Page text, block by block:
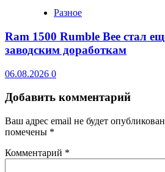
Разное
Ram 1500 Rumble Bee стал
заводским доработкам
06.08.2026 0
Добавить комментарий
Ваш адрес email не будет
помечены *
Комментарий *